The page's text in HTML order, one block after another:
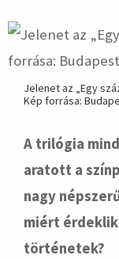
Jelenet az „Egy
Kép forrása:
A trilógia
aratott a
nagy
miért érdeklik
történetek?